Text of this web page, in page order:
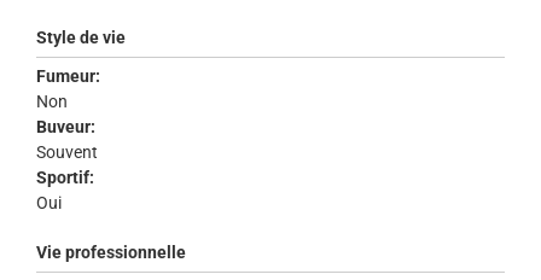
Style de vie
Fumeur:
Non
Buveur:
Souvent
Sportif:
Oui
Vie professionnelle